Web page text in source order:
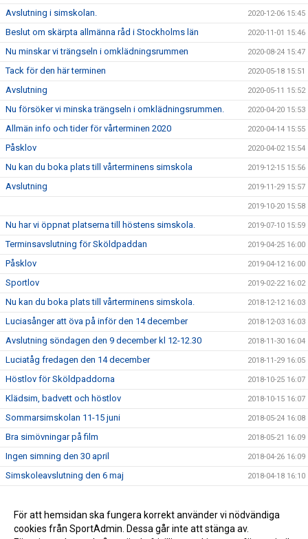
Avslutning i simskolan. 2020-12-06 15:45
Beslut om skärpta allmänna råd i Stockholms län 2020-11-01 15:46
Nu minskar vi trängseln i omklädningsrummen 2020-08-24 15:47
Tack för den här terminen 2020-05-18 15:51
Avslutning 2020-05-11 15:52
Nu försöker vi minska trängseln i omklädningsrummen. 2020-04-20 15:53
Allmän info och tider för vårterminen 2020 2020-04-14 15:55
Påsklov 2020-04-02 15:54
Nu kan du boka plats till vårterminens simskola 2019-12-15 15:56
Avslutning 2019-11-29 15:57
2019-10-20 15:58
Nu har vi öppnat platserna till höstens simskola. 2019-07-10 15:59
Terminsavslutning för Sköldpaddan 2019-04-25 16:00
Påsklov 2019-04-12 16:00
Sportlov 2019-02-22 16:02
Nu kan du boka plats till vårterminens simskola. 2018-12-12 16:03
Luciasånger att öva på inför den 14 december 2018-12-03 16:03
Avslutning söndagen den 9 december kl 12-12.30 2018-11-30 16:04
Luciatåg fredagen den 14 december 2018-11-29 16:05
Höstlov för Sköldpaddorna 2018-10-25 16:07
Klädsim, badvett och höstlov 2018-10-15 16:07
Sommarsimskolan 11-15 juni 2018-05-24 16:08
Bra simövningar på film 2018-05-21 16:09
Ingen simning den 30 april 2018-04-26 16:09
Simskoleavslutning den 6 maj 2018-04-18 16:10
Boka plats i vårens simskola 2017-12-19 16:12
Avslutning den 10 december 2017-12-04 16:13
För att hemsidan ska fungera korrekt använder vi nödvändiga
cookies från SportAdmin. Dessa går inte att stänga av.